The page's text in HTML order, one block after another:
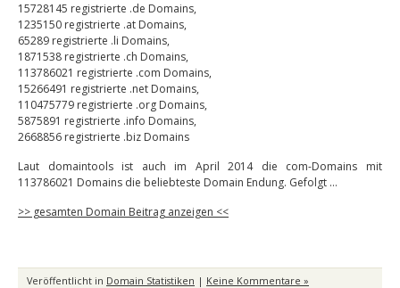
15728145 registrierte .de Domains,
1235150 registrierte .at Domains,
65289 registrierte .li Domains,
1871538 registrierte .ch Domains,
113786021 registrierte .com Domains,
15266491 registrierte .net Domains,
110475779 registrierte .org Domains,
5875891 registrierte .info Domains,
2668856 registrierte .biz Domains
Laut domaintools ist auch im April 2014 die com-Domains mit
113786021 Domains die beliebteste Domain Endung. Gefolgt …
>> gesamten Domain Beitrag anzeigen <<
Veröffentlicht in Domain Statistiken | Keine Kommentare »